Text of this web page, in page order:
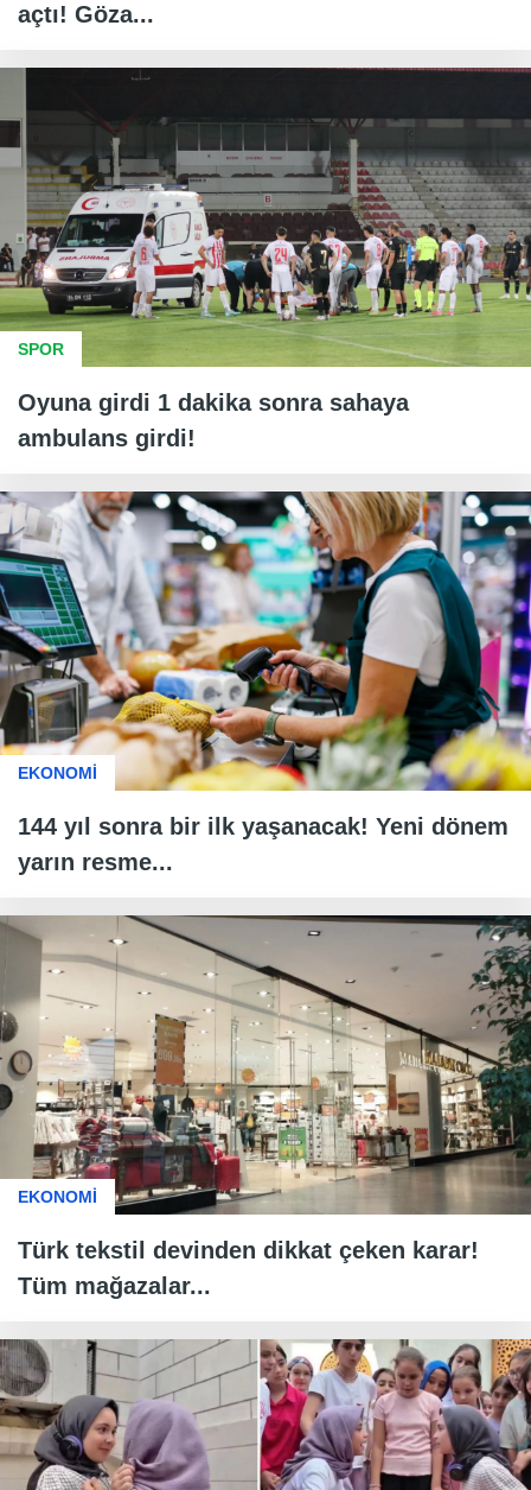
açtı! Göza...
SPOR
Oyuna girdi 1 dakika sonra sahaya
ambulans girdi!
EKONOMİ
144 yıl sonra bir ilk yaşanacak! Yeni dönem
yarın resme...
EKONOMİ
Türk tekstil devinden dikkat çeken karar!
Tüm mağazalar...